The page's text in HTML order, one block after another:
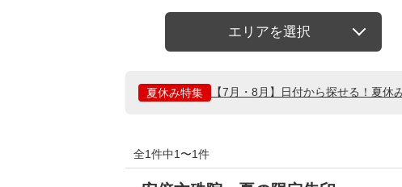
エリアを選択
夏休み特集 【7月・8月】日付から探せる！夏休
全1件中1〜1件